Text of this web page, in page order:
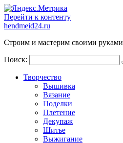
Перейти к контенту
hendmeid24.ru
Строим и мастерим своими руками
Поиск:
Творчество
Вышивка
Вязание
Поделки
Плетение
Декупаж
Шитье
Выжигание